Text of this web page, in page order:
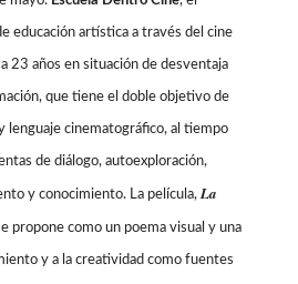
educación artística a través del cine
23 años en situación de desventaja
que tiene el doble objetivo de
lenguaje cinematográfico, al tiempo
de diálogo, autoexploración,
y conocimiento. La película,La
propone como un poema visual y una
y a la creatividad como fuentes